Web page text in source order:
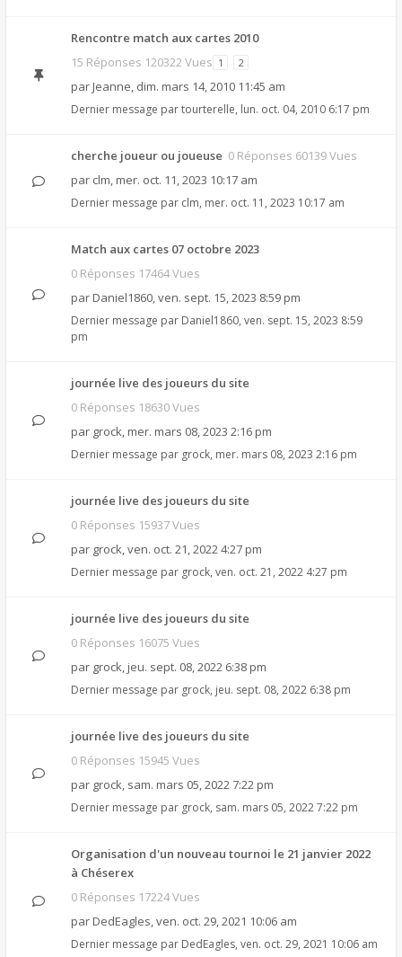
Rencontre match aux cartes 2010
15 Réponses 120322 Vues 1 2
par Jeanne, dim. mars 14, 2010 11:45 am
Dernier message partourterelle, lun. oct. 04, 2010 6:17 pm
cherche joueur ou joueuse 0 Réponses 60139 Vues
par clm, mer. oct. 11, 2023 10:17 am
Dernier message par clm, mer. oct. 11, 2023 10:17 am
Match aux cartes 07 octobre 2023
0 Réponses 17464 Vues
par Daniel1860,ven. sept. 15, 2023 8:59 pm
Dernier message par Daniel1860, ven. sept. 15, 2023 8:59
pm
journée live des joueurs du site
0 Réponses 18630 Vues
par grock, mer. mars 08, 2023 2:16 pm
Dernier message par grock, mer. mars 08, 2023 2:16 pm
journée live des joueurs du site
0 Réponses 15937 Vues
par grock,ven. oct. 21, 2022 4:27 pm
Dernier message par grock, ven. oct. 21, 2022 4:27 pm
journée live des joueurs du site
0 Réponses 16075 Vues
par grock, jeu. sept. 08, 2022 6:38 pm
Dernier message par grock, jeu. sept. 08, 2022 6:38 pm
journée live des joueurs du site
0 Réponses 15945 Vues
par grock, sam. mars 05, 2022 7:22 pm
Dernier message par grock, sam. mars 05, 2022 7:22 pm
Organisation d'un nouveau tournoi le 21 janvier 2022
à Chéserex
0 Réponses 17224 Vues
par DedEagles,ven. oct. 29, 2021 10:06 am
Dernier message par DedEagles, ven. oct. 29, 2021 10:06 am